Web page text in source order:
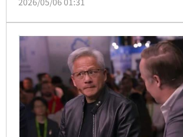
覺效果在社群媒體爆紅。Beeple接受中
式。